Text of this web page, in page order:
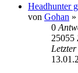
Headhunter
von Gohan
0
25055